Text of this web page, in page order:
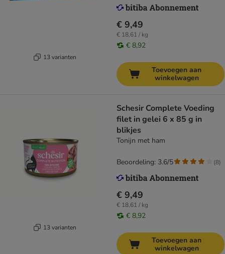
13 varianten
€ 9,49
€ 18,61 / kg
€ 8,92
Toevoegen aan
winkelwagen
13 varianten
Schesir Complete Voeding
filet in gelei 6 x 85 g in
blikjes
Tonijn met ham
€ 9,49
€ 18,61 / kg
€ 8,92
Beoordeling: 3.6/5 (8)
Toevoegen aan
winkelwagen